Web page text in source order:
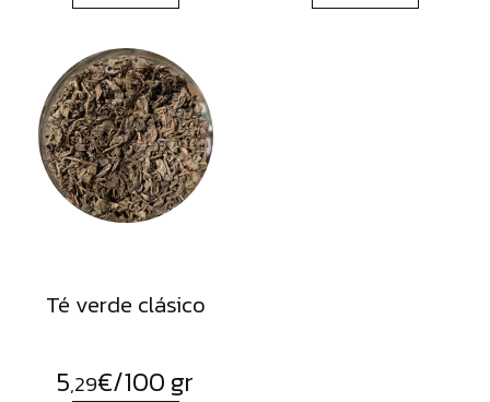
Té verde clásico
5,29€/100 gr